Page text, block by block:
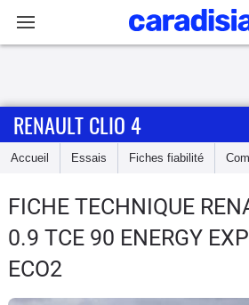
Accueil
Essais
Guide
d'achat
RENAULT CLIO 4
Accueil Essais Fiches fiabilité
FICHE TECHNIQUE
0.9 TCE 90 ENERGY
ECO2